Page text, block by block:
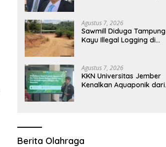
Agustus 7, 2026
Sawmill Diduga Tampung
Kayu Illegal Logging di
Lokasi
Agustus 7, 2026
KKN Universitas Jember
Kenalkan Aquaponik dari
Berita Olahraga